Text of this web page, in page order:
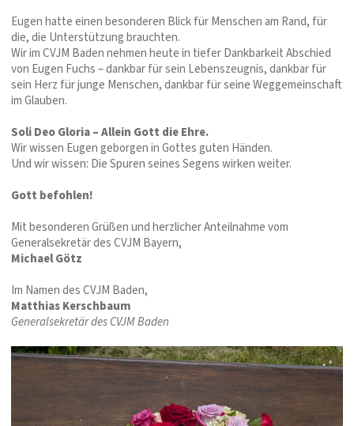
Eugen hatte einen besonderen Blick für Menschen am Rand, für
die, die Unterstützung brauchten.
Wir im CVJM Baden nehmen heute in tiefer Dankbarkeit Abschied
von Eugen Fuchs – dankbar für sein Lebenszeugnis, dankbar für
sein Herz für junge Menschen, dankbar für seine Weggemeinschaft
im Glauben.
Soli Deo Gloria – Allein Gott die Ehre.
Wir wissen Eugen geborgen in Gottes guten Händen.
Und wir wissen: Die Spuren seines Segens wirken weiter.
Gott befohlen!
Mit besonderen Grüßen und herzlicher Anteilnahme vom
Generalsekretär des CVJM Bayern,
Michael Götz
Im Namen des CVJM Baden,
Matthias Kerschbaum
Generalsekretär des CVJM Baden